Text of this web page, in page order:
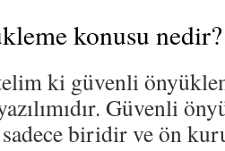
konusu nedir?
ki güvenli
Güvenli
biridir ve ön